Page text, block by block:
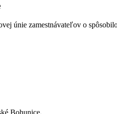
únie zamestnávateľov o